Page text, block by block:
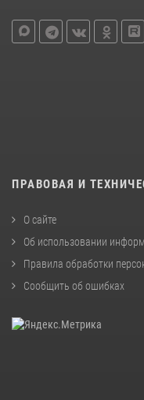
ПРАВОВАЯ И
О сайте
Об использовании
Правила обработки
Сообщить об ошибках